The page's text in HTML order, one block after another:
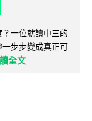
一位就讀中三的
步步變成真正可
全文